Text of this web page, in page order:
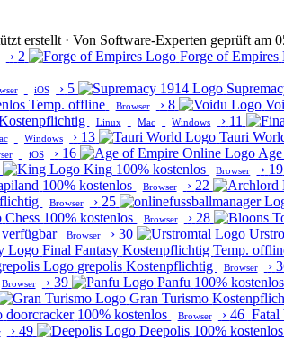
erstellt · Von Software-Experten geprüft am
› 2 Forge of Empires
iOS › 5
Temp. offline Browser › 8
Linux Mac Windows › 11
Windows › 13 Tauri
iOS › 16
King 100% kostenlos Browser › 19
100% kostenlos Browser › 22
Browser › 25
Chess 100% kostenlos Browser › 28
Browser › 30
Final Fantasy KostenpflichtigTemp.
grepolis Kostenpflichtig Browser ›
Browser › 39 Panfu 100% kostenlos
Gran Turismo
doorcracker 100% kostenlos Browser › 46 Fatal
› 49 Deepolis 100% kostenlos